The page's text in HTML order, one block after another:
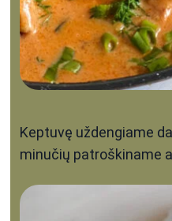
Keptuvę uždengiame
minučių patroškiname